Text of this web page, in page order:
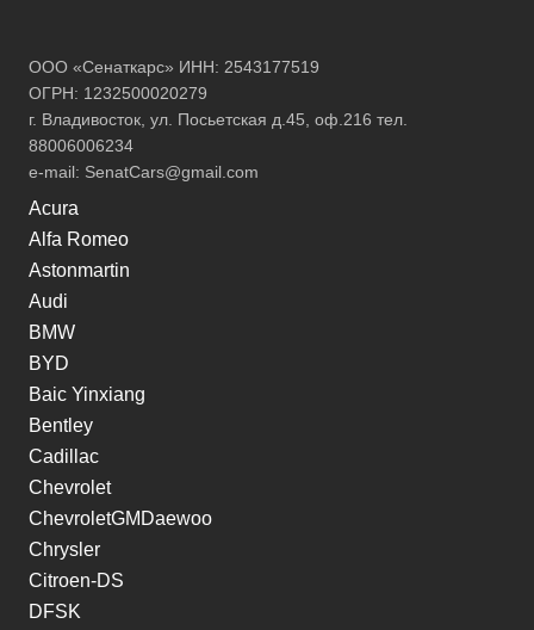
ООО «Сенаткарс» ИНН: 2543177519
ОГРН: 1232500020279
г. Владивосток, ул. Посьетская д.45, оф.216 тел.
88006006234
e-mail: SenatCars@gmail.com
Acura
Alfa Romeo
Astonmartin
Audi
BMW
BYD
Baic Yinxiang
Bentley
Cadillac
Chevrolet
ChevroletGMDaewoo
Chrysler
Citroen-DS
DFSK